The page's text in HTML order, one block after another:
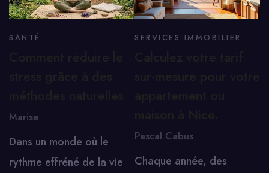
SANTÉ
Marise
Dans un monde où le
rythme effréné de la vie
SERVICES IMMOBILIER
Pascal Cabus
Chaque année, des